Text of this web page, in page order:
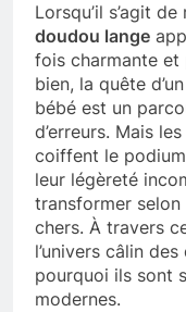
Lorsqu’il s’agit
doudou lange
fois charmante et
bien, la quête
bébé est un
d’erreurs. Mais
coiffent le
leur légèreté
transformer
chers. À travers
l’univers câlin
pourquoi ils sont
modernes.